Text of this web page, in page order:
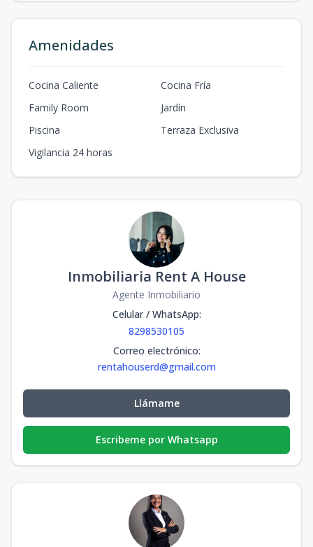
Amenidades
Cocina Caliente
Cocina Fría
Family Room
Jardín
Piscina
Terraza Exclusiva
Vigilancia 24 horas
Inmobiliaria Rent A House
Agente Inmobiliario
Celular / WhatsApp:
8298530105
Correo electrónico:
rentahouserd@gmail.com
Llámame
Escribeme por Whatsapp